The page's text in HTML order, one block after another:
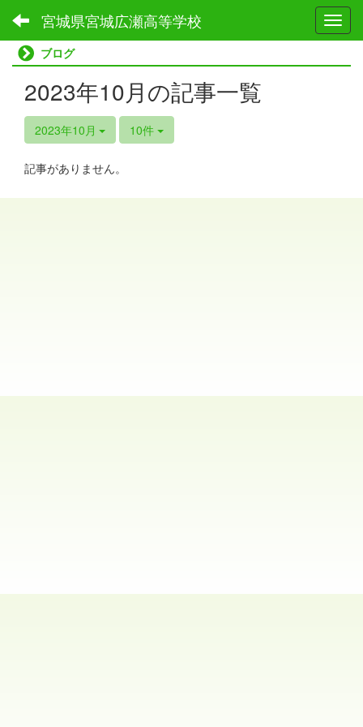
宮城県宮城広瀬高等学校
ブログ
2023年10月の記事一覧
2023年10月 10件
記事がありません。